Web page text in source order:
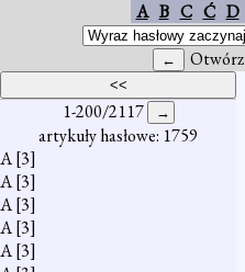
A B C Ć D
Otwórz
1-200/2117
artykuły hasłowe: 1759
A[3]
A[3]
A[3]
A[3]
A[3]